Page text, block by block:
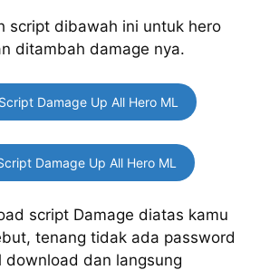
script dibawah ini untuk hero
ditambah damage nya.
Damage Up All Hero ML
Damage Up All Hero ML
script Damage diatas kamu
tenang tidak ada password
download dan langsung